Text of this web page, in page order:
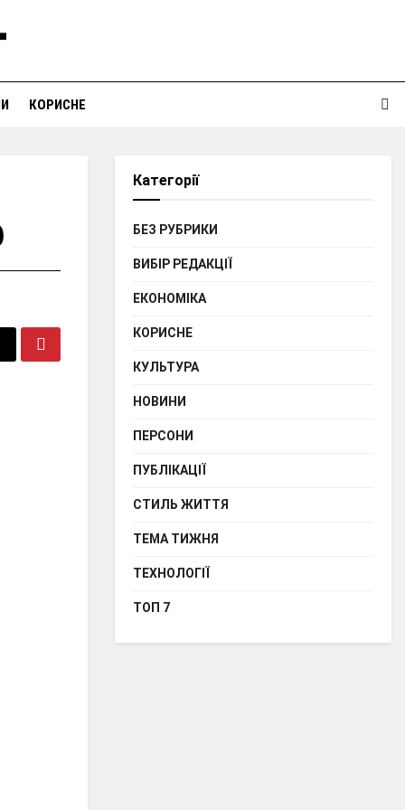
КОРИСНЕ
Категорії
БЕЗ РУБРИКИ
ВИБІР РЕДАКЦІЇ
ЕКОНОМІКА
КОРИСНЕ
КУЛЬТУРА
НОВИНИ
ПЕРСОНИ
ПУБЛІКАЦІЇ
СТИЛЬ ЖИТТЯ
ТЕМА ТИЖНЯ
ТЕХНОЛОГІЇ
ТОП 7